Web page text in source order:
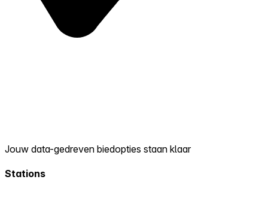
Jouw data-gedreven biedopties staan klaar
Stations